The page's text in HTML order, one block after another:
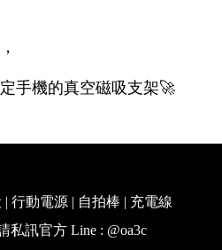
手機的真空磁吸支架🚀
行動電源 | 自拍棒 | 充電線
私訊官方 Line : @oa3c